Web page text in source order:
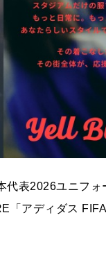
代表2026ユニフ
「アディダス